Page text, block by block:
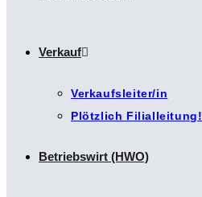
Verkauf
Verkaufsleiter/in
Plötzlich Filialleitung!
Betriebswirt (HWO)